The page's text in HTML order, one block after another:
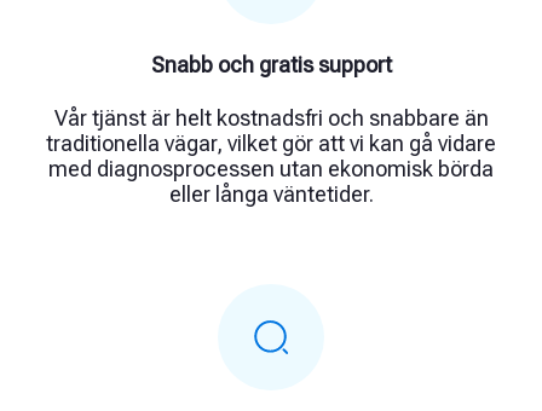
Snabb och gratis support
Vår tjänst är helt kostnadsfri och snabbare än
traditionella vägar, vilket gör att vi kan gå vidare
med diagnosprocessen utan ekonomisk börda
eller långa väntetider.